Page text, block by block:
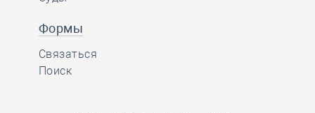
Формы
Связаться
Поиск